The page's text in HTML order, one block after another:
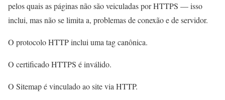
pelos quais as páginas não são veiculadas por HTTPS — isso
inclui, mas não se limita a, problemas de conexão e de servidor.
O protocolo HTTP inclui uma tag canônica.
O certificado HTTPS é inválido.
O Sitemap é vinculado ao site via HTTP.